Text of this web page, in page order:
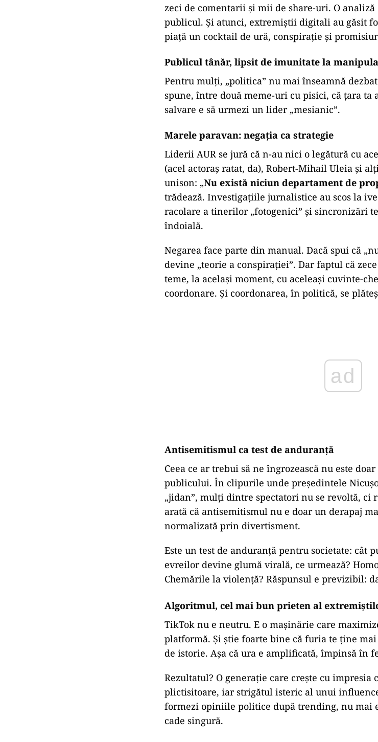
zeci de comentarii și mii de share-uri. O
publicul. Și atunci, extremiștii digitali au găsit
piață un cocktail de ură, conspirație și
Publicul tânăr, lipsit de imunitate la
Pentru mulți, „politica” nu mai înseamnă
spune, între două meme-uri cu pisici, că țara ta
salvare e să urmezi un lider „mesianic”.
Marele paravan: negația ca strategie
Liderii AUR se jură că n-au nici o legătură cu
(acel actoraș ratat, da), Robert-Mihail Uleia și
unison: „Nu există niciun departament de
trădează. Investigațiile jurnalistice au scos la
racolare a tinerilor „fotogenici” și sincronizări
îndoială.
Negarea face parte din manual. Dacă spui că
devine „teorie a conspirației”. Dar faptul că
teme, la același moment, cu aceleași cuvinte-
coordonare. Și coordonarea, în politică, se
ad
Antisemitismul ca test de anduranță
Ceea ce ar trebui să ne îngrozească nu este
publicului. În clipurile unde președintele
„jidan”, mulți dintre spectatori nu se revoltă, ci
arată că antisemitismul nu e doar un derapaj
normalizată prin divertisment.
Este un test de anduranță pentru societate: cât
evreilor devine glumă virală, ce urmează?
Chemările la violență? Răspunsul e previzibil:
Algoritmul, cel mai bun prieten al
TikTok nu e neutru. E o mașinărie care
platformă. Și știe foarte bine că furia te ține
de istorie. Așa că ura e amplificată, împinsă în
Rezultatul? O generație care crește cu impresia
plictisitoare, iar strigătul isteric al unui
formezi opiniile politice după trending, nu mai
cade singură.